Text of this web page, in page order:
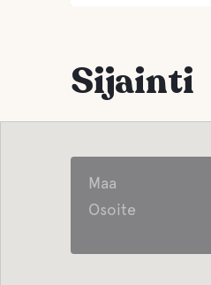
Sijainti
Maa
Osoite